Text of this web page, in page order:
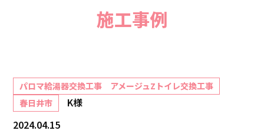
施工事例
パロマ給湯器交換工事 アメージュZトイレ交換工事
春日井市
K様
2024.04.15